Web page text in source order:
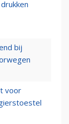
bij
voor